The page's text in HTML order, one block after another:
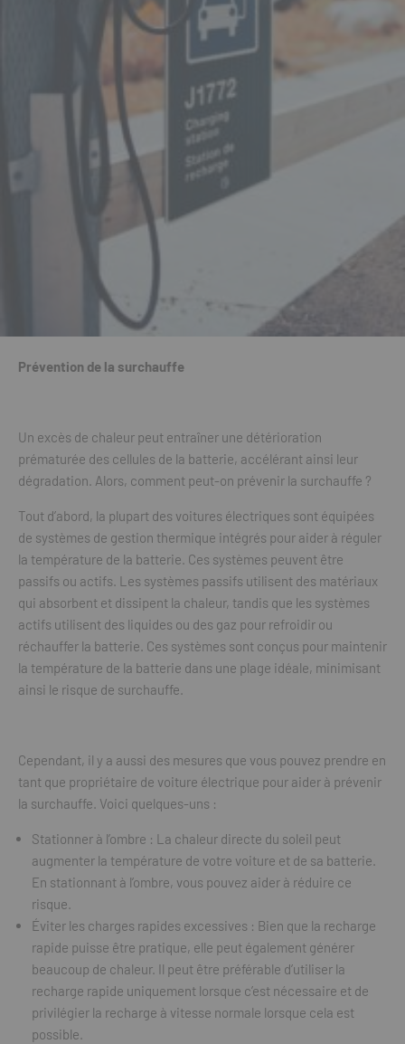
Prévention de la surchauffe
Un excès de chaleur peut entraîner une détérioration
prématurée des cellules de la batterie, accélérant ainsi leur
dégradation. Alors, comment peut-on prévenir la surchauffe ?
Tout d’abord, la plupart des voitures électriques sont équipées
de systèmes de gestion thermique intégrés pour aider à réguler
la température de la batterie. Ces systèmes peuvent être
passifs ou actifs. Les systèmes passifs utilisent des matériaux
qui absorbent et dissipent la chaleur, tandis que les systèmes
actifs utilisent des liquides ou des gaz pour refroidir ou
réchauffer la batterie. Ces systèmes sont conçus pour maintenir
la température de la batterie dans une plage idéale, minimisant
ainsi le risque de surchauffe.
Cependant, il y a aussi des mesures que vous pouvez prendre en
tant que propriétaire de voiture électrique pour aider à prévenir
la surchauffe. Voici quelques-uns :
Stationner à l’ombre : La chaleur directe du soleil peut
augmenter la température de votre voiture et de sa batterie.
En stationnant à l’ombre, vous pouvez aider à réduire ce
risque.
Éviter les charges rapides excessives : Bien que la recharge
rapide puisse être pratique, elle peut également générer
beaucoup de chaleur. Il peut être préférable d’utiliser la
recharge rapide uniquement lorsque c’est nécessaire et de
privilégier la recharge à vitesse normale lorsque cela est
possible.